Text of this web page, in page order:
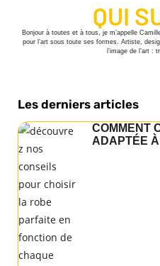
QUI
Bonjour à toutes et à tous, je m’appelle
pour l’art sous toute ses formes. Artiste,
l’image de l’art :
Les derniers articles
COMMENT
ADAPTÉE